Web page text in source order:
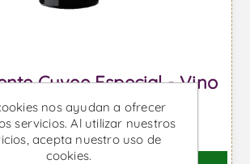
Cuvee Especial - Vino
Blanco
Desde €33,15 IVA incl.
nos ayudan a ofrecer
servicios. Al utilizar nuestros
acepta nuestro uso de
cookies.